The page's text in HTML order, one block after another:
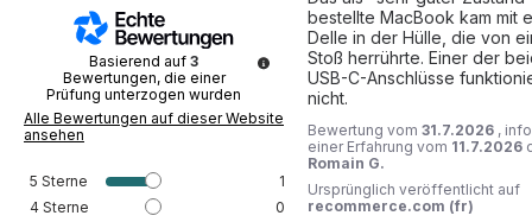
Basierend auf 3
Bewertungen, die einer
Prüfung unterzogen wurden
Alle Bewertungen auf dieser Website
ansehen
5 Sterne
1
4 Sterne
0
bestellte MacBook kam mit
Delle in der Hülle, die von
Stoß herrührte. Einer der
USB-C-Anschlüsse
nicht.
Bewertung vom 31.7.2026 ,
einer Erfahrung vom 11.7.2026
Romain G.
Ursprünglich veröffentlicht auf
recommerce.com (fr)